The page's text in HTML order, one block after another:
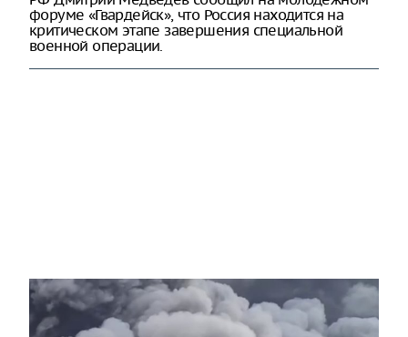
форуме «Гвардейск», что Россия находится на
критическом этапе завершения специальной
военной операции.